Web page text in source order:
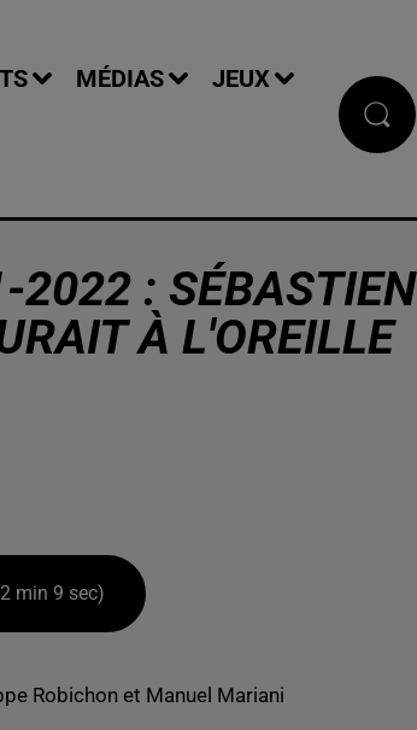
MÉDIAS JEUX
2022 : SÉBASTIEN
À L'OREILLE
min 9 sec)
Robichon et Manuel Mariani